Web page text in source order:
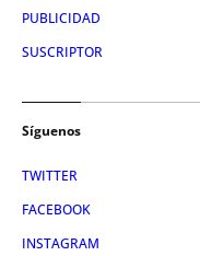
PUBLICIDAD
SUSCRIPTOR
Síguenos
TWITTER
FACEBOOK
INSTAGRAM